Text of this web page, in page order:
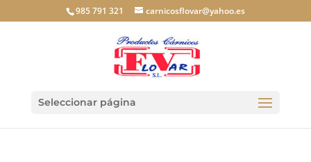
985 791 321 carnicosflovar@yahoo.es
Seleccionar página